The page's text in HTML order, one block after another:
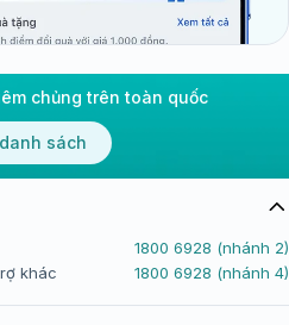
chủng trên toàn quốc
sách
1800 6928 (nhánh 2)
khác
1800 6928 (nhánh 4)